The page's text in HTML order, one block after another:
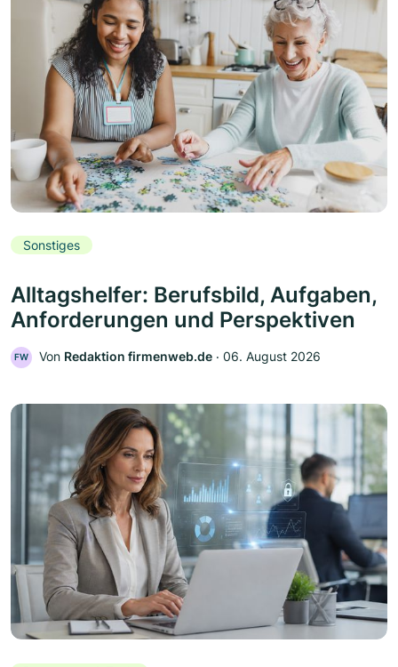
Sonstiges
Alltagshelfer: Berufsbild, Aufgaben,
Anforderungen und Perspektiven
FW Von Redaktion firmenweb.de ‧ 06. August 2026